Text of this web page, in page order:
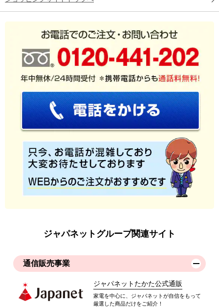
ジャパネットグループ関連サイト
通信販売事業
ジャパネットたかた公式通販
家電を中心に、ジャパネットが自信をもって
厳選した商品だけをご紹介！